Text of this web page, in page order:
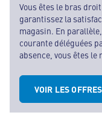
Vous êtes le bras
garantissez la
magasin. En
courante déléguées
absence, vous êtes
VOIR LES OFFRES